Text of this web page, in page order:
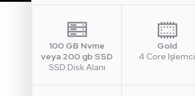
100 GB Nvme
veya 200 gb SSD
SSD Disk Alanı
Gold
4 Core Işlemci